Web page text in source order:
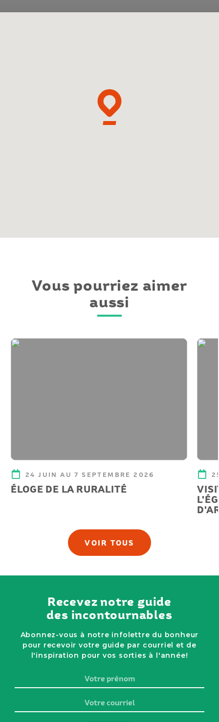
Vous pourriez aimer
aussi
24 JUIN AU 7 SEPTEMBRE 2026
ÉLOGE DE LA RURALITÉ
VOIR TOUS
Recevez notre guide
des incontournables
Abonnez-vous à notre infolettre du bonheur
pour recevoir votre guide par courriel et de
l'inspiration pour vos sorties à l'année!
prénom
courriel